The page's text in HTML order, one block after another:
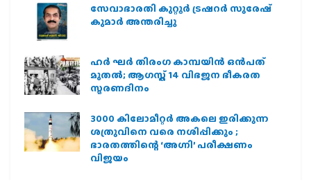
സേവാഭാരതി കുറ്റൂർ ട്രഷറർ സുരേഷ്
കുമാർ അന്തരിച്ചു
ഹര്‍ ഘര്‍ തിരംഗ കാമ്പയിന്‍ ഒന്‍പത്
മുതല്‍; ആഗസ്ത് 14 വിഭജന ഭീകരത
സ്മരണദിനം
3000 കിലോമീറ്റർ അകലെ ഇരിക്കുന്ന
ശത്രുവിനെ വരെ നശിപ്പിക്കും ;
ഭാരതത്തിന്റെ ‘അഗ്നി’ പരീക്ഷണം
വിജയം